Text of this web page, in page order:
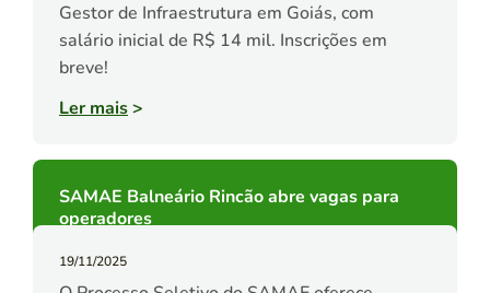
Gestor de Infraestrutura em Goiás, com
salário inicial de R$ 14 mil. Inscrições em
breve!
Ler mais>
SAMAE Balneário Rincão abre vagas para
operadores
19/11/2025